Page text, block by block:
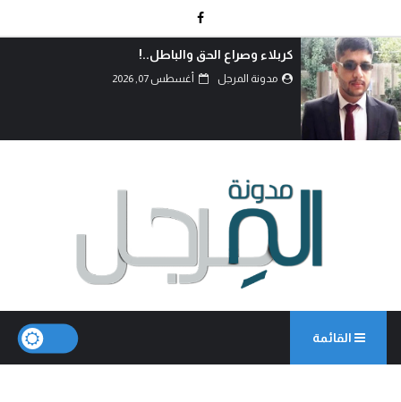
كربلاء وصراع الحق والباطل..!
مدونة المرجل أغسطس 07, 2026
القائمة